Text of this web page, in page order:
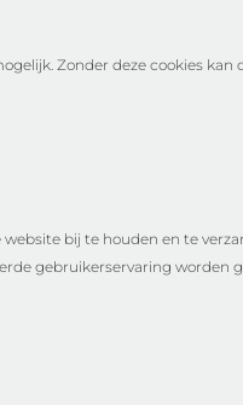
Zonder deze cookies
bij te houden en te
gebruikerservaring worden